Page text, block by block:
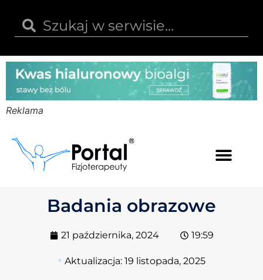
Reklama
Badania obrazowe
21 października, 2024 19:59
Aktualizacja: 19 listopada, 2025